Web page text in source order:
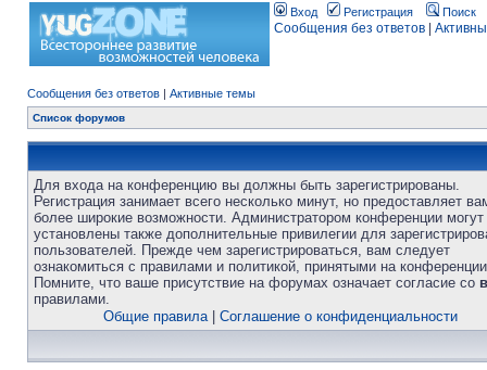
Вход Регистрация Поиск
Сообщения без ответов
Сообщения без ответов | Активные темы
Список форумов
Для входа на конференцию вы должны быть зарегистрированы.
Регистрация занимает всего несколько минут, но предоставляет
более широкие возможности. Администратором конференции
установлены также дополнительные привилегии для
пользователей. Прежде чем зарегистрироваться, вам следует
ознакомиться с правилами и политикой, принятыми на
Помните, что ваше присутствие на форумах означает согласие со
правилами.
Общие правила| Соглашение о конфиденциальности